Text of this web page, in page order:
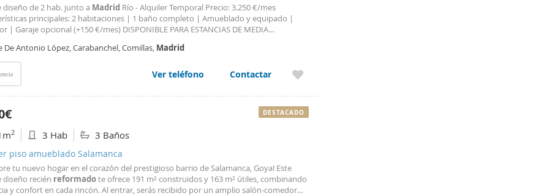
diseño de 2 hab. junto a Madrid Río - Alquiler Temporal Precio: 3.250 €/mes
principales: 2 habitaciones | 1 baño completo | Amueblado y equipado |
| Garaje opcional (+150 €/mes) DISPONIBLE PARA ESTANCIAS DE MEDIA
temporales por motivos justificados (trabajo, estudios
De Antonio López, Carabanchel, Comillas, Madrid
Ver teléfono Contactar
2 3 Hab 3 Baños
piso amueblado Salamanca
tu nuevo hogar en el corazón del prestigioso barrio de Salamanca, Goya! Este
diseño recién reformadote ofrece 191 m² construidos y 163 m² útiles, combinando
y confort en cada rincón. Al entrar, serás recibido por un amplio salón-comedor
DESTACADO